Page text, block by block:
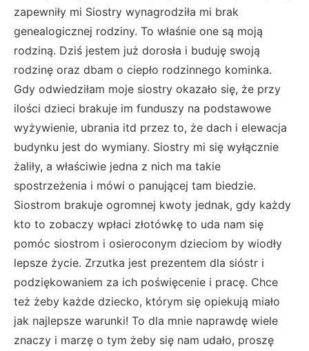
zapewniły mi Siostry wynagrodziła mi brak
genealogicznej rodziny. To właśnie one są moją
rodziną. Dziś jestem już dorosła i buduję swoją
rodzinę oraz dbam o ciepło rodzinnego kominka.
Gdy odwiedziłam moje siostry okazało się, że przy
ilości dzieci brakuje im funduszy na podstawowe
wyżywienie, ubrania itd przez to, że dach i elewacja
budynku jest do wymiany. Siostry mi się wyłącznie
żaliły, a właściwie jedna z nich ma takie
spostrzeżenia i mówi o panującej tam biedzie.
Siostrom brakuje ogromnej kwoty jednak, gdy każdy
kto to zobaczy wpłaci złotówkę to uda nam się
pomóc siostrom i osieroconym dzieciom by wiodły
lepsze życie. Zrzutka jest prezentem dla sióstr i
podziękowaniem za ich poświęcenie i pracę. Chce
też żeby każde dziecko, którym się opiekują miało
jak najlepsze warunki! To dla mnie naprawdę wiele
znaczy i marzę o tym żeby się nam udało, proszę